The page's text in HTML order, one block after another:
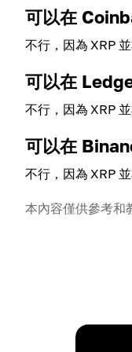
可以在
不行，因為 XRP
可以在
不行，因為 XRP
可以在
不行，因為 XRP
本內容僅供參考和